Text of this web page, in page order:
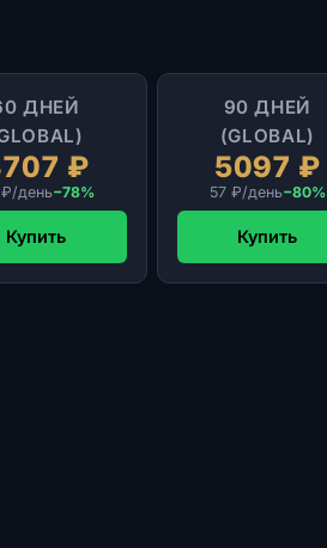
ДНЕЙ
₽
день−78%
Купить
90 ДНЕЙ
(GLOBAL)
5097 ₽
57 ₽/день−80%
Купить